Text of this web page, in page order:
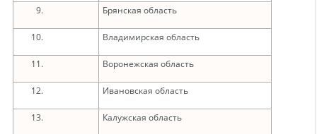
Брянская область
Владимирская область
Воронежская область
Ивановская область
Калужская область